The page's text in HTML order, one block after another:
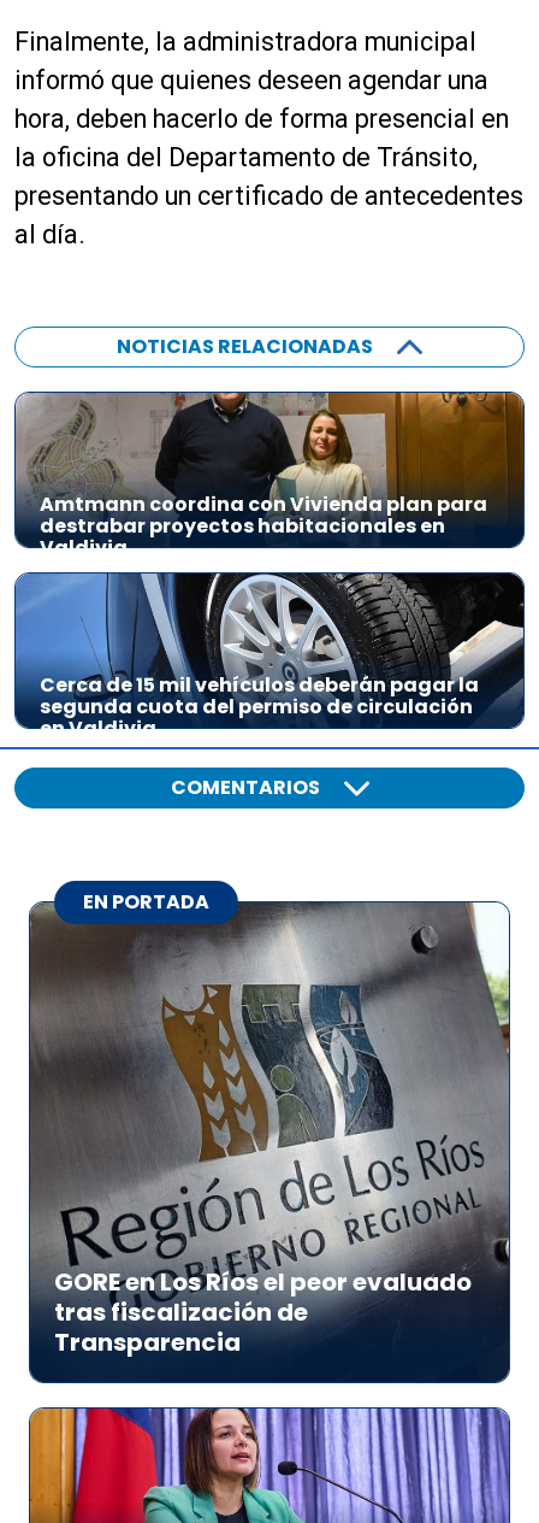
Finalmente, la administradora municipal
informó que quienes deseen agendar una
hora, deben hacerlo de forma presencial en
la oficina del Departamento de Tránsito,
presentando un certificado de antecedentes
al día.
NOTICIAS RELACIONADAS
Amtmann coordina con Vivienda plan para
destrabar proyectos habitacionales en
Valdivia
Cerca de 15 mil vehículos deberán pagar la
segunda cuota del permiso de circulación
en Valdivia
COMENTARIOS
EN PORTADA
GORE en Los Ríos el peor evaluado
tras fiscalización de
Transparencia